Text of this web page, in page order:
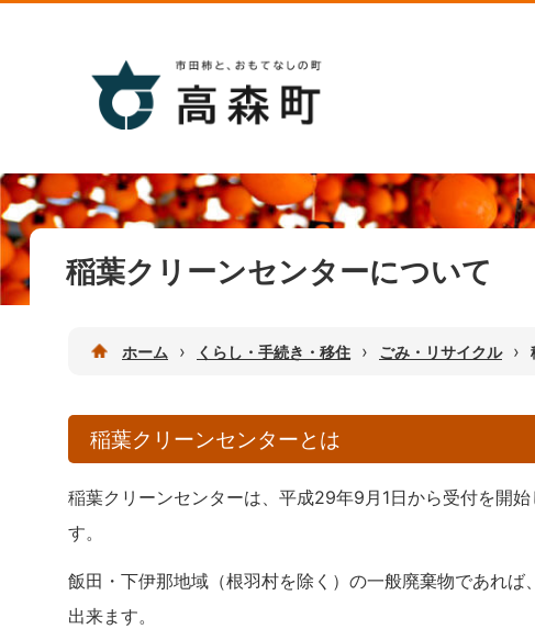
稲葉クリーンセンターについて
ホーム › くらし・手続き・移住 › ごみ・リサイクル ›
稲葉クリーンセンターとは
稲葉クリーンセンターは、平成29年9月1日から受付を開
す。
飯田・下伊那地域（根羽村を除く）の一般廃棄物であれ
出来ます。